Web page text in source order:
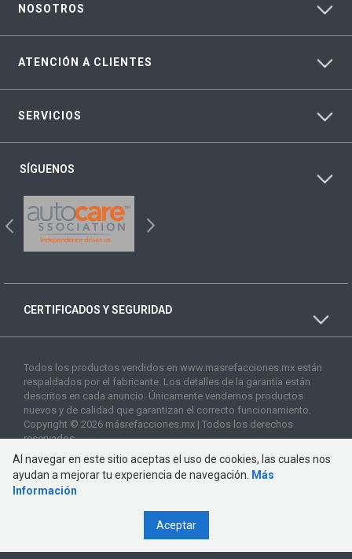
NOSOTROS
ATENCIÓN A CLIENTES
SERVICIOS
SÍGUENOS
CERTIFICADOS Y SEGURIDAD
Todos los productos vendidos en www.masrefacciones.mx están
respaldados por el fabricante. Los detalles de la garantía están
descritos en cada anuncio. Únicamente vendemos productos
nuevos y de calidad que garantizan el correcto funcionamiento.
Copyright © 2026 másrefacciones.mx | Todos los derechos
reservados
Al navegar en este sitio aceptas el uso de cookies, las cuales nos
ayudan a mejorar tu experiencia de navegación.
Más
Información
Aceptar